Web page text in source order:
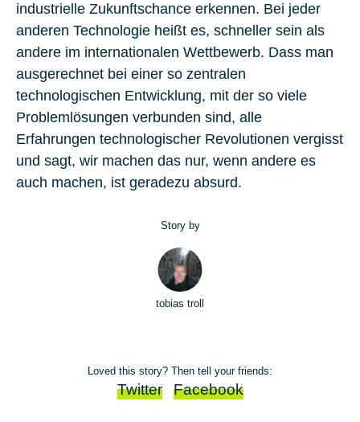
industrielle Zukunftschance erkennen. Bei jeder
anderen Technologie heißt es, schneller sein als
andere im internationalen Wettbewerb. Dass man
ausgerechnet bei einer so zentralen
technologischen Entwicklung, mit der so viele
Problemlösungen verbunden sind, alle
Erfahrungen technologischer Revolutionen vergisst
und sagt, wir machen das nur, wenn andere es
auch machen, ist geradezu absurd.
Story by
tobias troll
Loved this story? Then tell your friends:
Twitter Facebook